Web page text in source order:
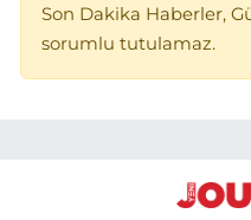
Son Dakika Haberler,
sorumlu tutulamaz.